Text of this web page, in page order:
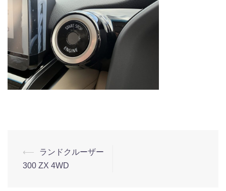
⟵
ランドクルーザー
300 ZX 4WD